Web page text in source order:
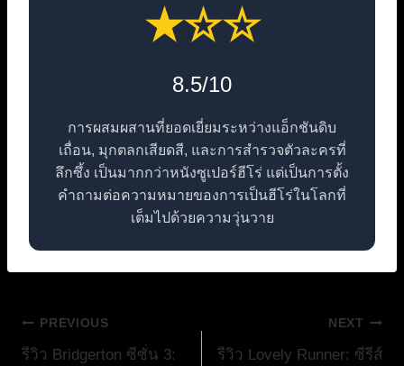
★☆☆
8.5/10
การผสมผสานที่ยอดเยี่ยมระหว่างแอ็กชันดิบ
เถื่อน, มุกตลกเสียดสี, และการสำรวจตัวละครที่
ลึกซึ้ง เป็นมากกว่าหนังซูเปอร์ฮีโร่ แต่เป็นการตั้ง
คำถามต่อความหมายของการเป็นฮีโร่ในโลกที่
เต็มไปด้วยความวุ่นวาย
แนะแนว
PREVIOUS
รีวิว Bridgerton ซีซั่น 3:
NEXT
รีวิว Lovely Runner: ซีรีส์